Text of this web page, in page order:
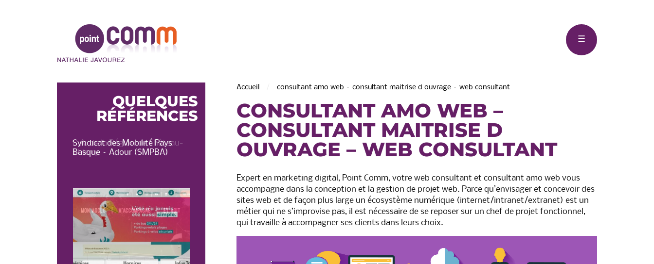
Point
Comm
☰
Accueil consultant amo web – consultant maitrise d ouvrage – web consultant
CONSULTANT AMO WEB –
CONSULTANT MAITRISE D
OUVRAGE – WEB CONSULTANT
Expert en marketing digital, Point Comm, votre web consultant et consultant amo web vous
accompagne dans la conception et la gestion de projet web. Parce qu’envisager et concevoir des
sites web et de façon plus large un écosystème numérique (internet/intranet/extranet) est un
métier qui ne s’improvise pas, il est nécessaire de se reposer sur un chef de projet fonctionnel,
qui travaille à accompagner ses clients dans leurs choix.
QUELQUES
RÉFÉRENCES
Syndicat des Mobilité Pays
Basque – Adour (SMPBA)
OT de Saint-Martin
C.A. de la Région de Château-
Thierry
Syndicat des Mobilité Pays
Basque – Adour (SMPBA)